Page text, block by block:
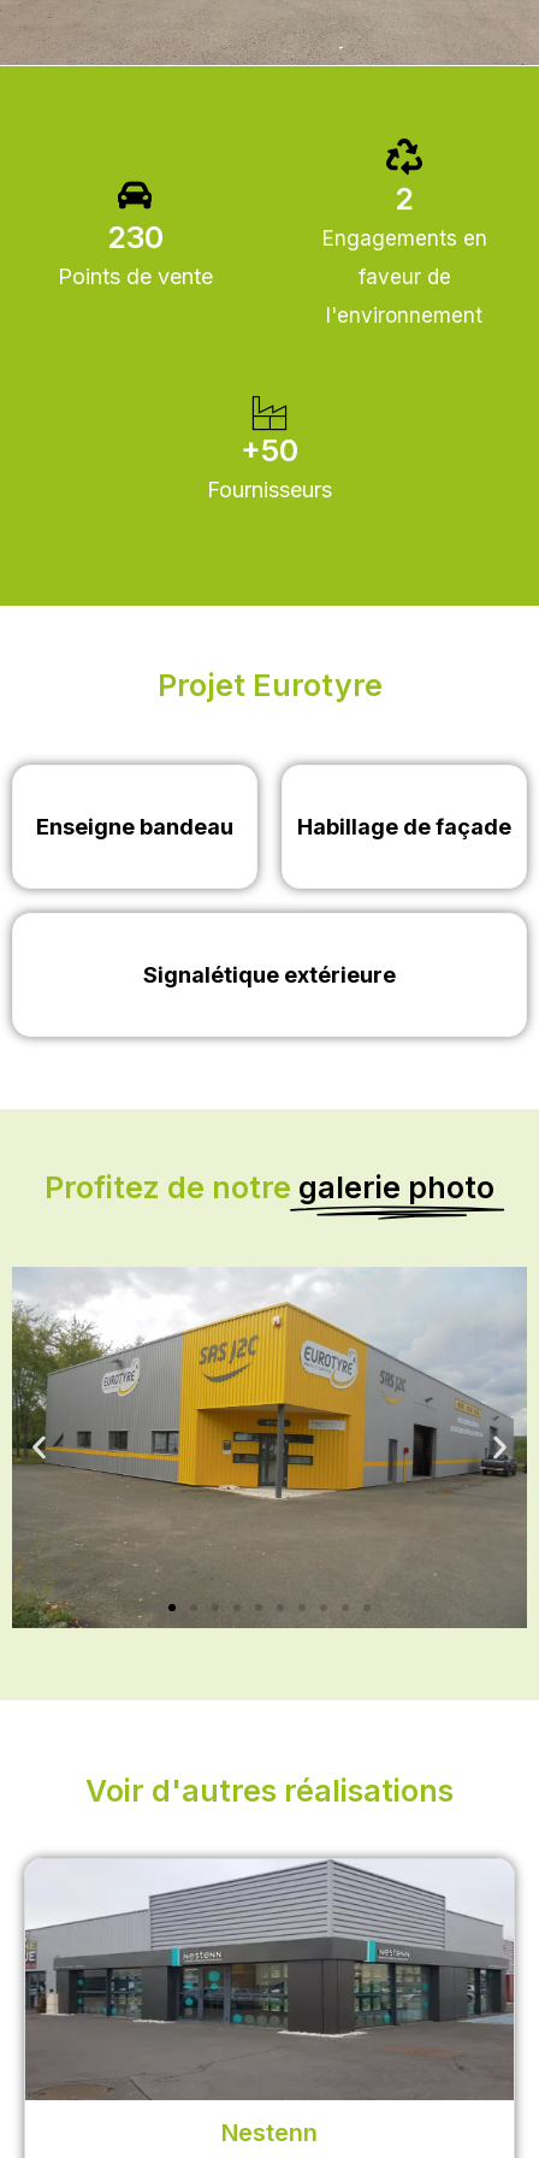
Spécialiste des pneus et des pièces auto pour véhicules de
230
Points de vente
2
Engagements en
faveur de
l'environnement
+50
Fournisseurs
Projet Eurotyre
Enseigne bandeau Habillage de façade
Signalétique extérieure
Profitez de notre galerie photo
Voir d'autres réalisations
Nestenn